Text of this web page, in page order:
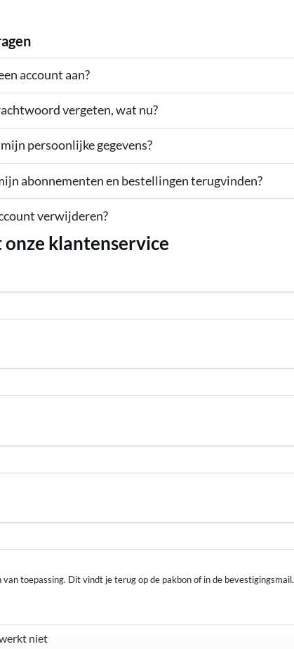
account aan?
vergeten, wat nu?
persoonlijke gegevens?
abonnementen en bestellingen terugvinden?
verwijderen?
klantenservice
toepassing. Dit vindt je terug op de pakbon of in de bevestigingsmail.